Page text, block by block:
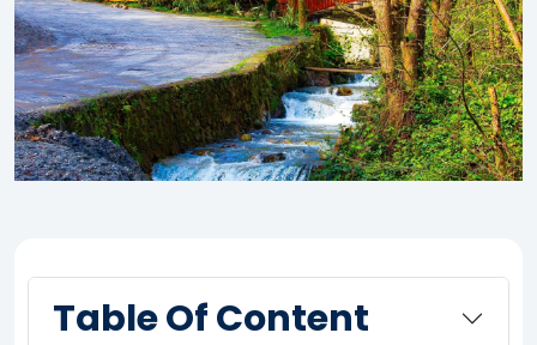
Table Of Content